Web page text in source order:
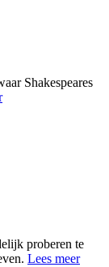
Shakespeares
proberen te
Lees meer